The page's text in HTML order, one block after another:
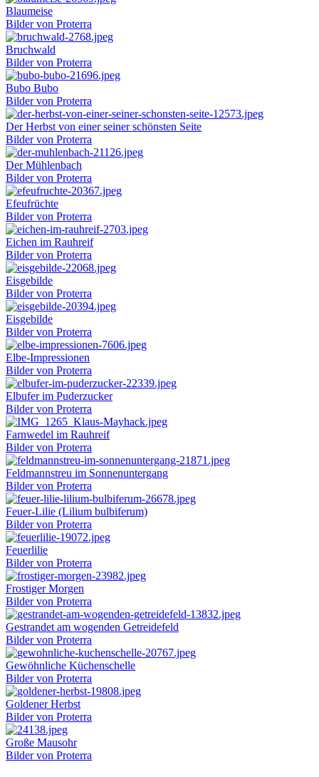
Blaumeise
Bilder von Proterra
Bruchwald
Bilder von Proterra
Bubo Bubo
Bilder von Proterra
Der Herbst von einer seiner schönsten Seite
Bilder von Proterra
Der Mühlenbach
Bilder von Proterra
Efeufrüchte
Bilder von Proterra
Eichen im Rauhreif
Bilder von Proterra
Eisgebilde
Bilder von Proterra
Eisgebilde
Bilder von Proterra
Elbe-Impressionen
Bilder von Proterra
Elbufer im Puderzucker
Bilder von Proterra
Farnwedel im Rauhreif
Bilder von Proterra
Feldmannstreu im Sonnenuntergang
Bilder von Proterra
Feuer-Lilie (Lilium bulbiferum)
Bilder von Proterra
Feuerlilie
Bilder von Proterra
Frostiger Morgen
Bilder von Proterra
Gestrandet am wogenden Getreidefeld
Bilder von Proterra
Gewöhnliche Küchenschelle
Bilder von Proterra
Goldener Herbst
Bilder von Proterra
Große Mausohr
Bilder von Proterra